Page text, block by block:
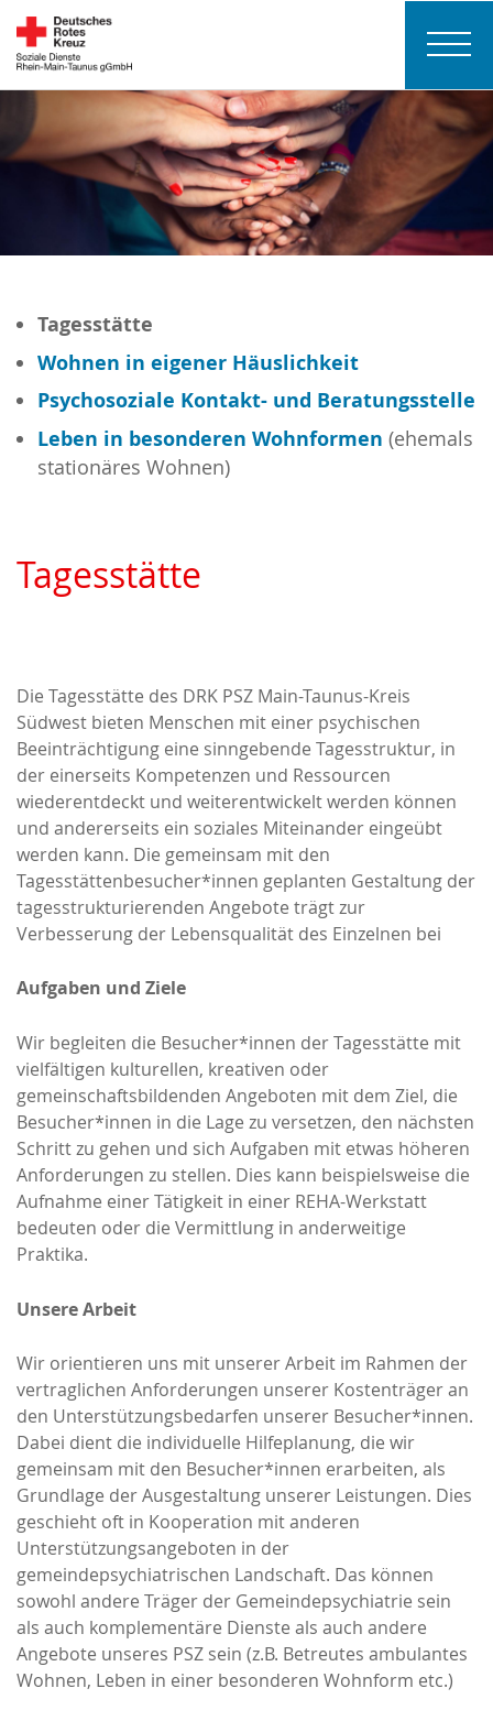
Tagesstätte
Wohnen in eigener Häuslichkeit
Psychosoziale Kontakt- und Beratungsstelle
Leben in besonderen Wohnformen (ehemals
stationäres Wohnen)
Tagesstätte
Die Tagesstätte des DRK PSZ Main-Taunus-Kreis
Südwest bieten Menschen mit einer psychischen
Beeinträchtigung eine sinngebende Tagesstruktur, in
der einerseits Kompetenzen und Ressourcen
wiederentdeckt und weiterentwickelt werden können
und andererseits ein soziales Miteinander eingeübt
werden kann. Die gemeinsam mit den
Tagesstättenbesucher*innen geplanten Gestaltung der
tagesstrukturierenden Angebote trägt zur
Verbesserung der Lebensqualität des Einzelnen bei
Aufgaben und Ziele
Wir begleiten die Besucher*innen der Tagesstätte mit
vielfältigen kulturellen, kreativen oder
gemeinschaftsbildenden Angeboten mit dem Ziel, die
Besucher*innen in die Lage zu versetzen, den nächsten
Schritt zu gehen und sich Aufgaben mit etwas höheren
Anforderungen zu stellen. Dies kann beispielsweise die
Aufnahme einer Tätigkeit in einer REHA-Werkstatt
bedeuten oder die Vermittlung in anderweitige
Praktika.
Unsere Arbeit
Wir orientieren uns mit unserer Arbeit im Rahmen der
vertraglichen Anforderungen unserer Kostenträger an
den Unterstützungsbedarfen unserer Besucher*innen.
Dabei dient die individuelle Hilfeplanung, die wir
gemeinsam mit den Besucher*innen erarbeiten, als
Grundlage der Ausgestaltung unserer Leistungen. Dies
geschieht oft in Kooperation mit anderen
Unterstützungsangeboten in der
gemeindepsychiatrischen Landschaft. Das können
sowohl andere Träger der Gemeindepsychiatrie sein
als auch komplementäre Dienste als auch andere
Angebote unseres PSZ sein (z.B. Betreutes ambulantes
Wohnen, Leben in einer besonderen Wohnform etc.)